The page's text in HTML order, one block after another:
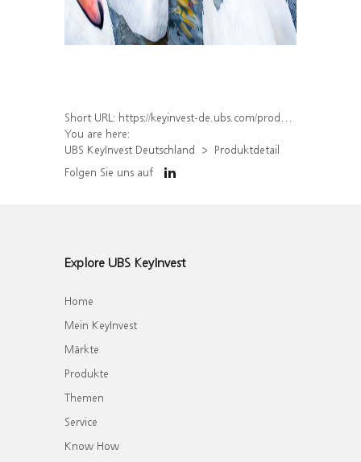
Short URL: https://keyinvest-de.ubs.com/produkt/detail/index/isin/DE000UP33F03
You are here:
UBS KeyInvest Deutschland
Produktdetail
Folgen Sie uns auf
Explore UBS KeyInvest
Home
Mein KeyInvest
Märkte
Produkte
Themen
Service
Know How